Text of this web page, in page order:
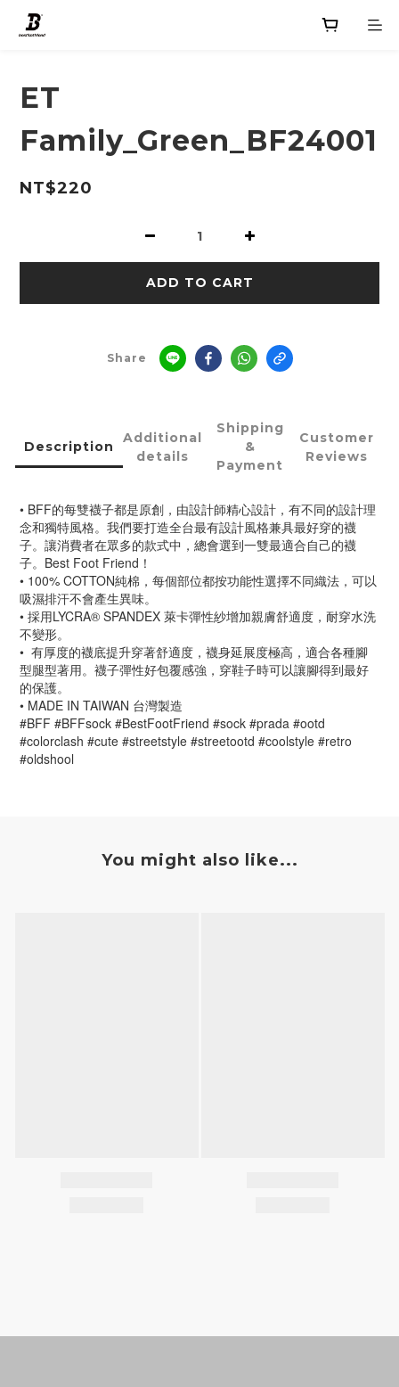
ET
Family_Green_BF24001
NT$220
ADD TO CART
Share
Description
Additional
details
Shipping
&
Payment
Customer
Reviews
• BFF的每雙襪子都是原創，由設計師精心設計，有不同的設計理
念和獨特風格。我們要打造全台最有設計風格兼具最好穿的襪
子。讓消費者在眾多的款式中，總會選到一雙最適合自己的襪
子。Best Foot Friend！
• 100% COTTON純棉，每個部位都按功能性選擇不同織法，可以
吸濕排汗不會產生異味。
• 採用LYCRA® SPANDEX 萊卡彈性紗增加親膚舒適度，耐穿水洗
不變形。
•  有厚度的襪底提升穿著舒適度，襪身延展度極高，適合各種腳
型腿型著用。襪子彈性好包覆感強，穿鞋子時可以讓腳得到最好
的保護。
• MADE IN TAIWAN 台灣製造
#BFF #BFFsock #BestFootFriend #sock #prada #ootd
#colorclash #cute #streetstyle #streetootd #coolstyle #retro
#oldshool
You might also like...